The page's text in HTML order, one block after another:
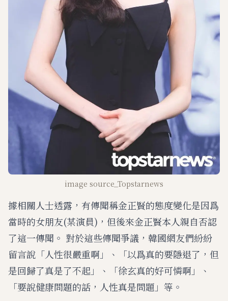
image source_Topstarnews
據相關人士透露，有傳聞稱金正賢的態度變化是因爲
當時的女朋友(某演員)，但後來金正賢本人親自否認
了這一傳聞。 對於這些傳聞爭議，韓國網友們紛紛
留言說「人性很嚴重啊」、「以爲真的要隱退了，但
是回歸了真是了不起」、「徐玄真的好可憐啊」、
「要說健康問題的話，人性真是問題」等。